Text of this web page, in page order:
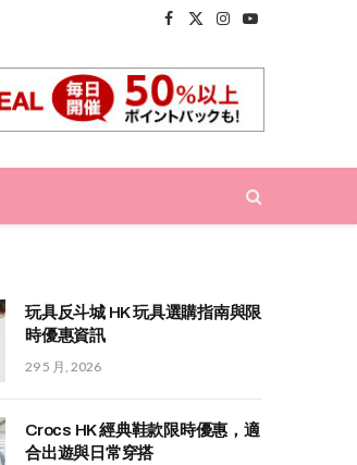
Facebook
X
Instagram
YouTube
玩具反斗城 HK 玩具選購指南與限
時優惠資訊
29 5 月, 2026
Crocs HK 經典鞋款限時優惠，適
合出遊與日常穿搭